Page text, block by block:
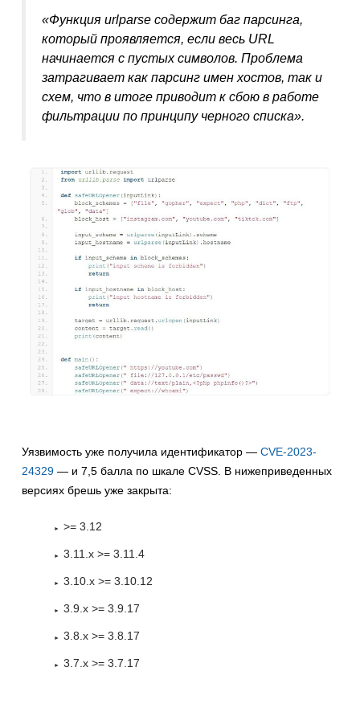
«Функция urlparse содержит баг парсинга,
который проявляется, если весь URL
начинается с пустых символов. Проблема
затрагивает как парсинг имен хостов, так и
схем, что в итоге приводит к сбою в работе
фильтрации по принципу черного списка».
Уязвимость уже получила идентификатор — CVE-2023-
24329 — и 7,5 балла по шкале CVSS. В нижеприведенных
версиях брешь уже закрыта:
>= 3.12
3.11.x >= 3.11.4
3.10.x >= 3.10.12
3.9.x >= 3.9.17
3.8.x >= 3.8.17
3.7.x >= 3.7.17